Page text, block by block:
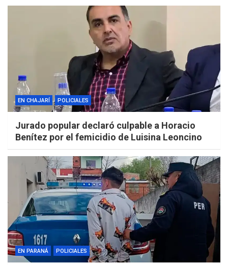
EN CHAJARÍ POLICIALES
Jurado popular declaró culpable a Horacio
Benítez por el femicidio de Luisina Leoncino
EN PARANÁ POLICIALES